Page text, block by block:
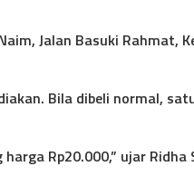
Jalan Basuki
Bila dibeli normal,
Rp20.000,” ujar Ridha